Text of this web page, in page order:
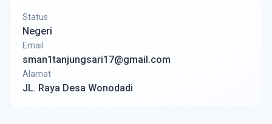
Status
Negeri
Email
sman1tanjungsari17@gmail.com
Alamat
JL. Raya Desa Wonodadi